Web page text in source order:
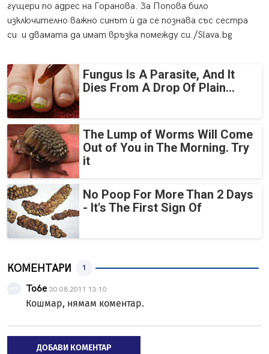
гущери по адрес на Горанова. За Попова било
изключително важно синът ѝ да се познава със сестра
си и двамата да имат връзка помежду си./Slava.bg
Fungus Is A Parasite, And It
Dies From A Drop Of Plain...
The Lump of Worms Will Come
Out of You in The Morning. Try
it
No Poop For More Than 2 Days
- It's The First Sign Of
КОМЕНТАРИ 1
To6e 30.08.2011 13:10
Кошмар, нямам коментар.
ДОБАВИ КОМЕНТАР